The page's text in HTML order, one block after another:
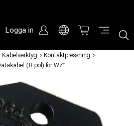
Logga in
Kabelverktyg / Kontaktpressning /
(8-pol) för WZ1